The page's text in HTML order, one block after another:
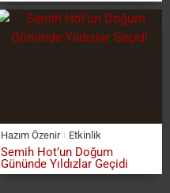
Hazım Özenir Etkinlik
Semih Hot’un Doğum
Gününde Yıldızlar Geçidi